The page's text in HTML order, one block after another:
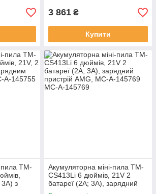
3 861 ₴
Купити
пила TM-
з
AMG,
Акумуляторна міні-пила TM-
CS413Li 6 дюймів, 21V 2
батареї (2A; 3A), зарядний
пристрій AMG, MC-A-145769